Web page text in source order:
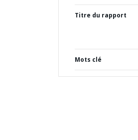
Titre du rapport
Mots clé